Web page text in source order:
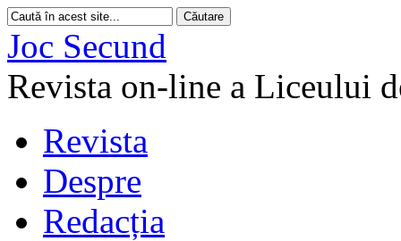
Joc Secund
Revista on-line a Liceului
Revista
Despre
Redacția